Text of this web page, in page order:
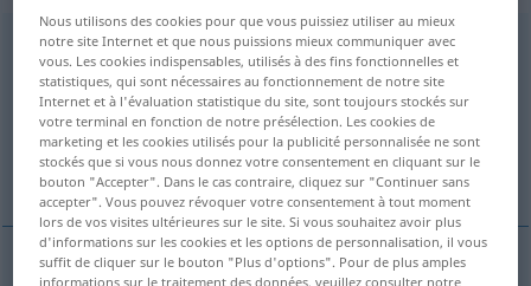
Netto-Zssgn
Vue d'ensemble de toutes les traductions
(Pour plus d'informations, cliquez sur/touchez la traduction)
netto-
Nous utilisons des cookies pour que vous puissiez utiliser au mieux
notre site Internet et que nous puissions mieux communiquer avec
vous. Les cookies indispensables, utilisés à des fins fonctionnelles et
statistiques, qui sont nécessaires au fonctionnement de notre site
Internet et à l'évaluation statistique du site, sont toujours stockés sur
votre terminal en fonction de notre présélection. Les cookies de
marketing et les cookies utilisés pour la publicité personnalisée ne sont
stockés que si vous nous donnez votre consentement en cliquant sur le
bouton "Accepter". Dans le cas contraire, cliquez sur "Continuer sans
accepter". Vous pouvez révoquer votre consentement à tout moment
lors de vos visites ultérieures sur le site. Si vous souhaitez avoir plus
d'informations sur les cookies et les options de personnalisation, il vous
suffit de cliquer sur le bouton "Plus d'options". Pour de plus amples
informations sur le traitement des données, veuillez consulter notre